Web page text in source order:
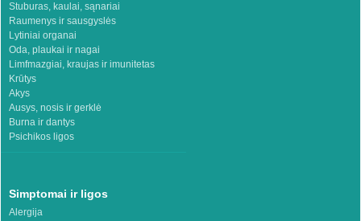
Stuburas, kaulai, sąnariai
Raumenys ir sausgyslės
Lytiniai organai
Oda, plaukai ir nagai
Limfmazgiai, kraujas ir imunitetas
Krūtys
Akys
Ausys, nosis ir gerklė
Burna ir dantys
Psichikos ligos
Simptomai ir ligos
Alergija